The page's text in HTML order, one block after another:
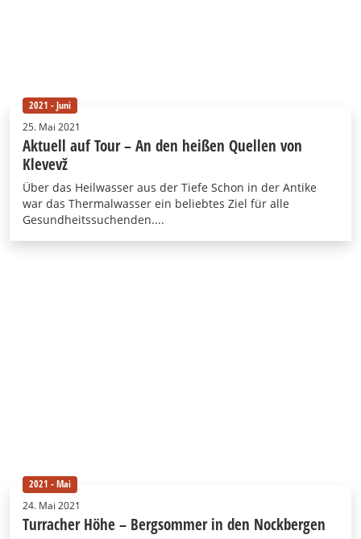
2021 - Juni
25. Mai 2021
Aktuell auf Tour – An den heißen Quellen von
Klevevž
Über das Heilwasser aus der Tiefe Schon in der Antike
war das Thermalwasser ein beliebtes Ziel für alle
Gesundheitssuchenden....
2021 - Mai
24. Mai 2021
Turracher Höhe – Bergsommer in den Nockbergen